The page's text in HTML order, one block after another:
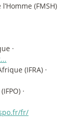
(FMSH)
·
(IFRA) ·
·
fr/